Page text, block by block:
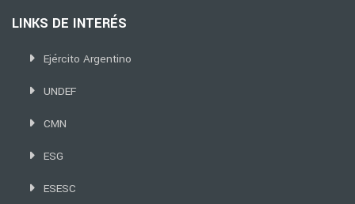
LINKS DE INTERÉS
Ejército Argentino
UNDEF
CMN
ESG
ESESC